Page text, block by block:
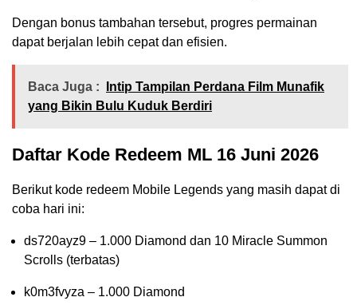
Dengan bonus tambahan tersebut, progres permainan
dapat berjalan lebih cepat dan efisien.
Baca Juga :
Intip Tampilan Perdana Film Munafik
yang Bikin Bulu Kuduk Berdiri
Daftar Kode Redeem ML 16 Juni 2026
Berikut kode redeem Mobile Legends yang masih dapat di
coba hari ini:
ds720ayz9 – 1.000 Diamond dan 10 Miracle Summon
Scrolls (terbatas)
k0m3fvyza – 1.000 Diamond